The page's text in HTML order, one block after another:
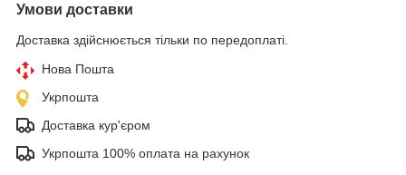
Умови доставки
Доставка здійснюється тільки по передоплаті.
Нова Пошта
Укрпошта
Доставка кур'єром
Укрпошта 100% оплата на рахунок